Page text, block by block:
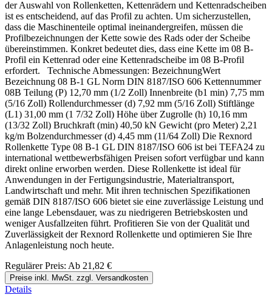
der Auswahl von Rollenketten, Kettenrädern und Kettenradscheiben
ist es entscheidend, auf das Profil zu achten. Um sicherzustellen,
dass die Maschinenteile optimal ineinandergreifen, müssen die
Profilbezeichnungen der Kette sowie des Rads oder der Scheibe
übereinstimmen. Konkret bedeutet dies, dass eine Kette im 08 B-
Profil ein Kettenrad oder eine Kettenradscheibe im 08 B-Profil
erfordert. Technische Abmessungen: BezeichnungWert
Bezeichnung 08 B-1 GL Norm DIN 8187/ISO 606 Kettennummer
08B Teilung (P) 12,70 mm (1/2 Zoll) Innenbreite (b1 min) 7,75 mm
(5/16 Zoll) Rollendurchmesser (d) 7,92 mm (5/16 Zoll) Stiftlänge
(L1) 31,00 mm (1 7/32 Zoll) Höhe über Zugrolle (h) 10,16 mm
(13/32 Zoll) Bruchkraft (min) 40,50 kN Gewicht (pro Meter) 2,21
kg/m Bolzendurchmesser (d) 4,45 mm (11/64 Zoll) Die Rexnord
Rollenkette Type 08 B-1 GL DIN 8187/ISO 606 ist bei TEFA24 zu
international wettbewerbsfähigen Preisen sofort verfügbar und kann
direkt online erworben werden. Diese Rollenkette ist ideal für
Anwendungen in der Fertigungsindustrie, Materialtransport,
Landwirtschaft und mehr. Mit ihren technischen Spezifikationen
gemäß DIN 8187/ISO 606 bietet sie eine zuverlässige Leistung und
eine lange Lebensdauer, was zu niedrigeren Betriebskosten und
weniger Ausfallzeiten führt. Profitieren Sie von der Qualität und
Zuverlässigkeit der Rexnord Rollenkette und optimieren Sie Ihre
Anlagenleistung noch heute.
Regulärer Preis: Ab 21,82 €
Preise inkl. MwSt. zzgl. Versandkosten
Details